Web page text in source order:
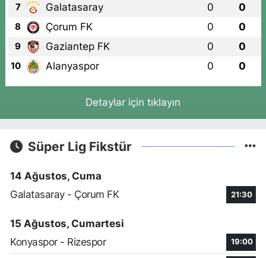
7 Galatasaray 0 0
8 Çorum FK 0 0
9 Gaziantep FK 0 0
10 Alanyaspor 0 0
Detaylar için tıklayın
Süper Lig Fikstür
14 Ağustos, Cuma
Galatasaray - Çorum FK
21:30
15 Ağustos, Cumartesi
Konyaspor - Rizespor
19:00